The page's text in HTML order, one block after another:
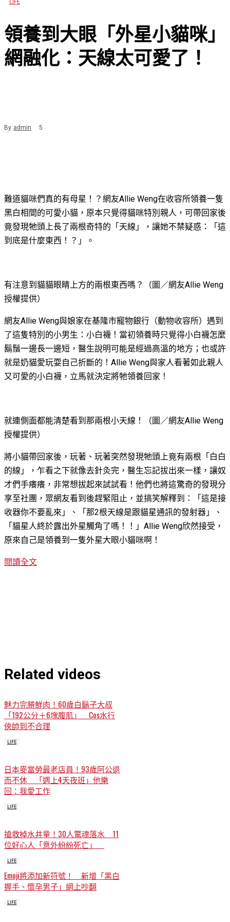
LIFE
領養到大眼「外星小貓咪」
網融化：天線太可愛了！
By admin 5
難道貓咪們真的有母星！？網友Allie Weng在收容所領養一隻
黑白相間的可愛小貓，原本只覺得貓咪特別親人，可帶回家後
竟發現牠頭上長了兩根奇特的「天線」，讓她不禁疑惑：
「這
到底是什麼東西！？」。
有注意到貓貓眼睛上方的兩根東西嗎？（圖／網友Allie Weng
授權提供）
網友Allie Weng與娘家在基隆市寵物銀行（動物收容所） 遇到
了這隻特別的小男生：小白襪！當初領養時只覺得小白襪怎麼
鬍鬚一邊長一邊短， 醫生說明可能是經過高溫的地方；也或許
就是奶貓愛玩耍自己折斷的！Allie Weng與家人看著如此親人
又可愛的小白襪， 立馬就決定將牠領養回家！
就連側面都能清楚看到那兩根小天線！（圖／網友Allie Weng
授權提供）
將小貓帶回家後，玩著、玩著突然發現牠頭上竟有兩根「白白
的線」， 乍看之下就像去針灸完，醫生忘記拔出來一樣，讓奴
才們手癢癢，非常想拔起來試試看！他們也將這驚奇的發現分
享至社團，眾網友看到後趕緊阻止， 並搞笑解釋到： 「這是接
收器你不要亂來 」、「那2根天線是跟貓星通訊的發射器」、
「貓星人終於露出外星觸角了嗎！！ 」 Allie Weng欣然接受，
原來自己是領養到一隻外星大眼小貓咪啊！
閱讀全文
Related videos
魅力完勝鮮肉！60歲白鬍子大叔
「192公分＋6塊腹肌」 Cos水行
俠帥到不合理
LIFE
日本麥當勞最老店員！93歲阿公退
而不休 「週上4天夜班」他樂
回：我愛工作
LIFE
搶救掉水井童！30人驚魂落水 11
位好心人「意外紛紛死亡」
LIFE
Emoji將添加新符號！ 新增「黑白
握手、懷孕男子」網上吵翻
LIFE